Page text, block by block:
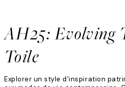
AH25: Evolving
Toile
Explorer un style d'inspiration